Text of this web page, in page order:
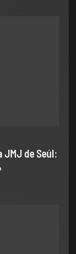
JMJ de Seúl: